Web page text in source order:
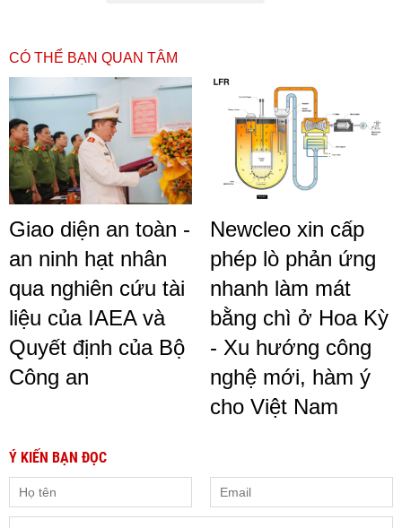
CÓ THỂ BẠN QUAN TÂM
Giao diện an toàn -
an ninh hạt nhân
qua nghiên cứu tài
liệu của IAEA và
Quyết định của Bộ
Công an
Newcleo xin cấp
phép lò phản ứng
nhanh làm mát
bằng chì ở Hoa Kỳ
- Xu hướng công
nghệ mới, hàm ý
cho Việt Nam
Ý KIẾN BẠN ĐỌC